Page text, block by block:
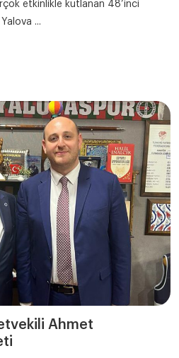
etkinlikle kutlanan 48’inci
...
Ahmet